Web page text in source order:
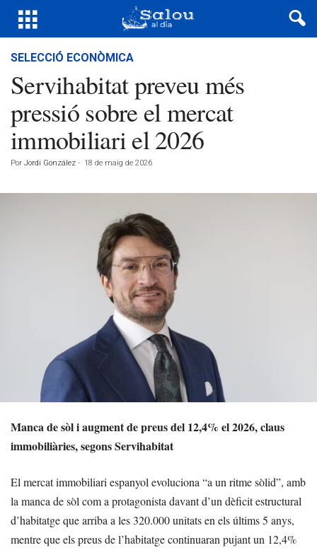
SELECCIÓ ECONÒMICA
Servihabitat preveu més
pressió sobre el mercat
immobiliari el 2026
Por Jordi González - 18 de maig de 2026
Manca de sòl i augment de preus del 12,4% el 2026, claus
immobiliàries, segons Servihabitat
El mercat immobiliari espanyol evoluciona “a un ritme sòlid”, amb
la manca de sòl com a protagonista davant d’un dèficit estructural
d’habitatge que arriba a les 320.000 unitats en els últims 5 anys,
mentre que els preus de l’habitatge continuaran pujant un 12,4%